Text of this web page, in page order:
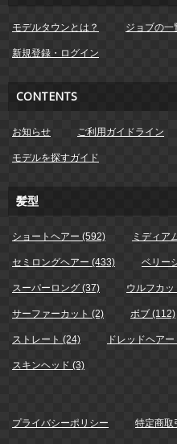
モデルタウンとは？ ジョブの一
新規登録・ログイン
CONTENTS
お知らせ ご利用ガイドライン
モデルを探すガイド
髪型
ショートヘアー (592) ミディア
セミロングヘアー (433) ベリー
スーパーロング (37) ウルフカ
サーファーカット (2) ボブ (112)
ストレート (24) ドレッドヘアー
スキンヘッド (3)
プライバシーポリシー 特定商取